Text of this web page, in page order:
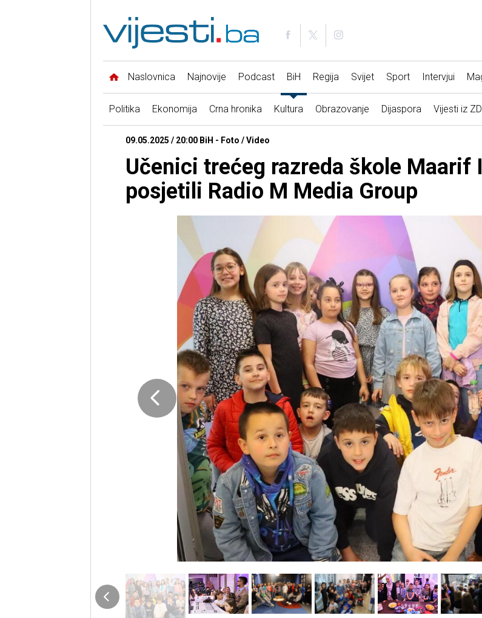
Naslovnica Najnovije Podcast BiH Regija Svijet Sport Intervjui
Politika Ekonomija Crna hronika Kultura Obrazovanje Dijaspora Vijesti iz
09.05.2025 / 20:00 BiH - Foto / Video
Učenici trećeg razreda škole Maarif
posjetili Radio M Media Group